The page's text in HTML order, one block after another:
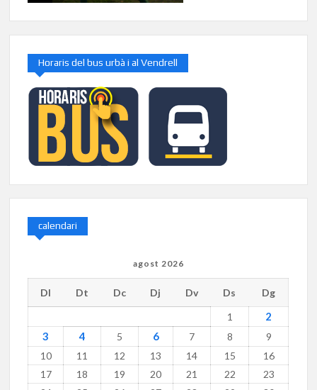
Horaris del bus urbà i al Vendrell
calendari
agost 2026
Dl Dt Dc Dj Dv Ds
Dg
1
2
3
4 5 6 7 8
9
10
11 12 13 14 15
16
17
18 19 20 21 22
23